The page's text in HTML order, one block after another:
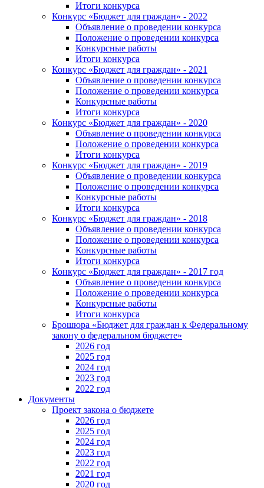
Итоги конкурса
Конкурс «Бюджет для граждан» - 2022
Объявление о проведении конкурса
Положение о проведении конкурса
Конкурсные работы
Итоги конкурса
Конкурс «Бюджет для граждан» - 2021
Объявление о проведении конкурса
Положение о проведении конкурса
Конкурсные работы
Итоги конкурса
Конкурс «Бюджет для граждан» - 2020
Объявление о проведении конкурса
Положение о проведении конкурса
Итоги конкурса
Конкурс «Бюджет для граждан» - 2019
Объявление о проведении конкурса
Положение о проведении конкурса
Конкурсные работы
Итоги конкурса
Конкурс «Бюджет для граждан» - 2018
Объявление о проведении конкурса
Положение о проведении конкурса
Конкурсные работы
Итоги конкурса
Конкурс «Бюджет для граждан» - 2017 год
Объявление о проведении конкурса
Положение о проведении конкурса
Конкурсные работы
Итоги конкурса
Брошюра «Бюджет для граждан к Федеральному
закону о федеральном бюджете»
2026 год
2025 год
2024 год
2023 год
2022 год
Документы
Проект закона о бюджете
2026 год
2025 год
2024 год
2023 год
2022 год
2021 год
2020 год